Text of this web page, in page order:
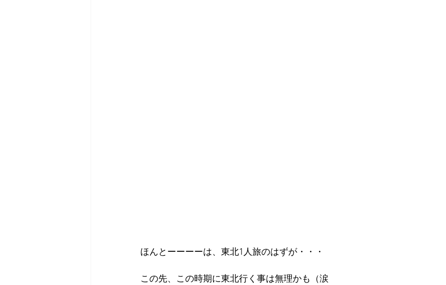
ほんとーーーーは、東北1人旅のはずが・・・
この先、この時期に東北行く事は無理かも（涙